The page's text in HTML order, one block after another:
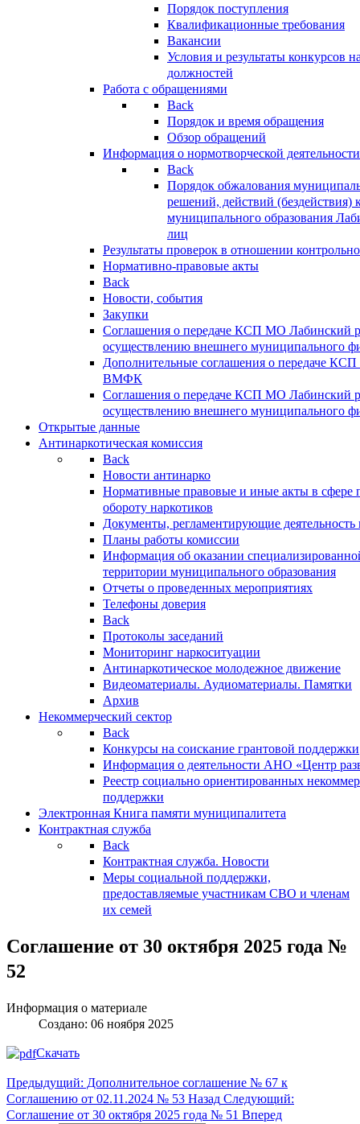
Порядок поступления
Квалификационные требования
Вакансии
Условия и результаты конкурсов
должностей
Работа с обращениями
Back
Порядок и время обращения
Обзор обращений
Информация о нормотворческой деятельности
Back
Порядок обжалования
решений, действий (бездействия)
муниципального образования
лиц
Результаты проверок в отношении
Нормативно-правовые акты
Back
Новости, события
Закупки
Соглашения о передаче КСП МО Лабинский
осуществлению внешнего муниципального
Дополнительные соглашения о передаче
ВМФК
Соглашения о передаче КСП МО Лабинский
осуществлению внешнего муниципального
Открытые данные
Антинаркотическая комиссия
Back
Новости антинарко
Нормативные правовые и иные акты в сфере
обороту наркотиков
Документы, регламентирующие деятельность
Планы работы комиссии
Информация об оказании
территории муниципального образования
Отчеты о проведенных мероприятиях
Телефоны доверия
Back
Протоколы заседаний
Мониторинг наркоситуации
Антинаркотическое молодежное движение
Видеоматериалы. Аудиоматериалы. Памятки
Архив
Некоммерческий сектор
Back
Конкурсы на соискание грантовой поддержки
Информация о деятельности АНО «Центр
Реестр социально ориентированных
поддержки
Электронная Книга памяти муниципалитета
Контрактная служба
Back
Контрактная служба. Новости
Меры социальной поддержки,
предоставляемые участникам СВО и членам
их семей
Соглашение от 30 октября 2025 года №
52
Информация о материале
Создано: 06 ноября 2025
Скачать
Предыдущий: Дополнительное соглашение № 67 к
Соглашению от 02.11.2024 № 53 Назад Следующий:
Соглашение от 30 октября 2025 года № 51 Вперед